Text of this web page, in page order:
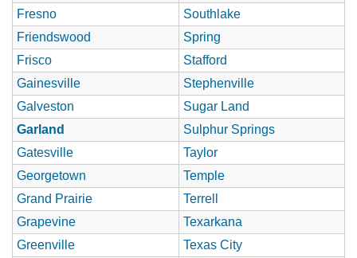
Fresno
Southlake
Friendswood
Spring
Frisco
Stafford
Gainesville
Stephenville
Galveston
Sugar Land
Garland
Sulphur Springs
Gatesville
Taylor
Georgetown
Temple
Grand Prairie
Terrell
Grapevine
Texarkana
Greenville
Texas City